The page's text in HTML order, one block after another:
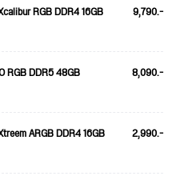
RGB DDR4 16GB
9,790.-
RGB DDR5 48GB
8,090.-
ARGB DDR4 16GB
2,990.-